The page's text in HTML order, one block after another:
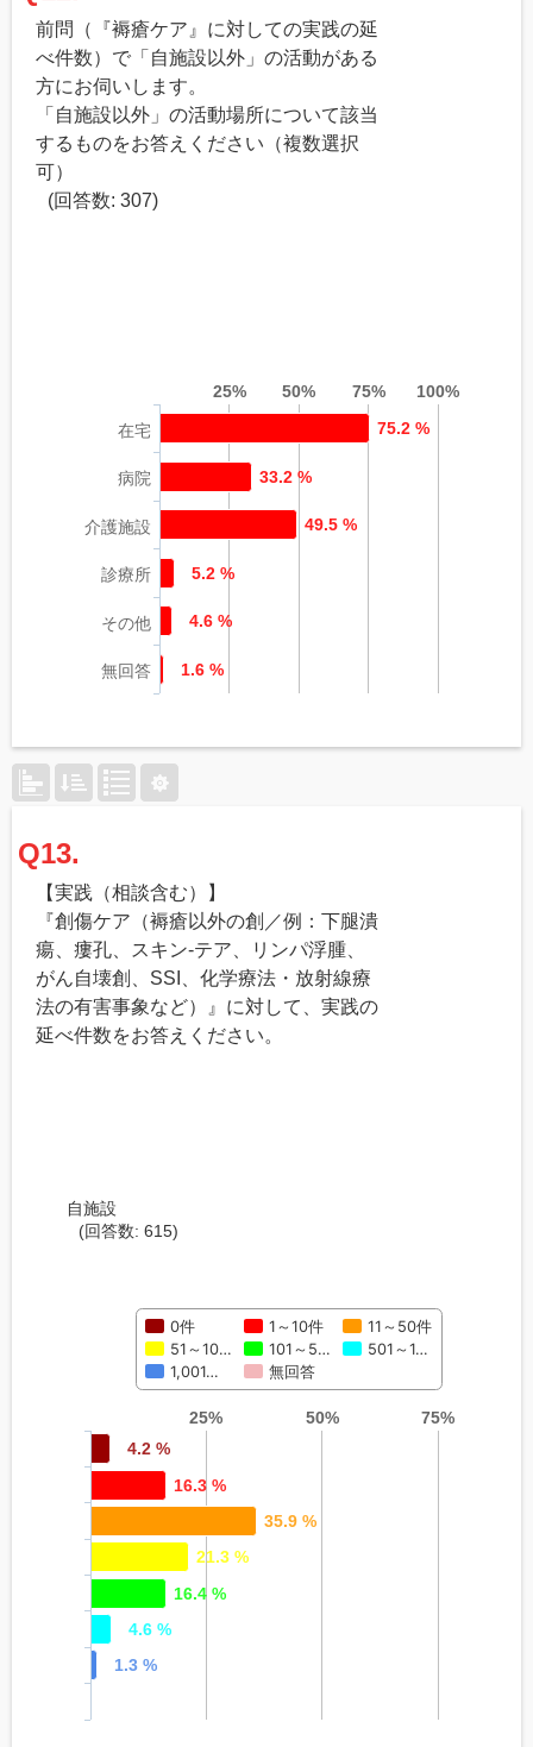
前問（『褥瘡ケア』に対しての実践の延
べ件数）で「自施設以外」の活動がある
方にお伺いします。
「自施設以外」の活動場所について該当
するものをお答えください（複数選択
可）
(回答数: 307)
25% 50% 75% 100%
在宅
病院
介護施設
診療所
その他
無回答
75.2 %
33.2 %
49.5 %
5.2 %
4.6 %
1.6 %
Q13.
【実践（相談含む）】
『創傷ケア（褥瘡以外の創／例：下腿潰
瘍、瘻孔、スキン-テア、リンパ浮腫、
がん自壊創、SSI、化学療法・放射線療
法の有害事象など）』に対して、実践の
延べ件数をお答えください。
自施設
(回答数: 615)
0件 1～10件
11～50件
51～10…
101～5…
501～1…
1,001…
無回答
25% 50%
75%
4.2 %
16.3 %
35.9 %
21.3 %
16.4 %
4.6 %
1.3 %